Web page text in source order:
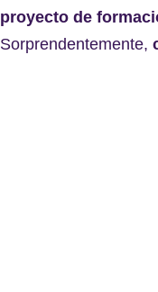
proyecto de
Sorprendentemente,